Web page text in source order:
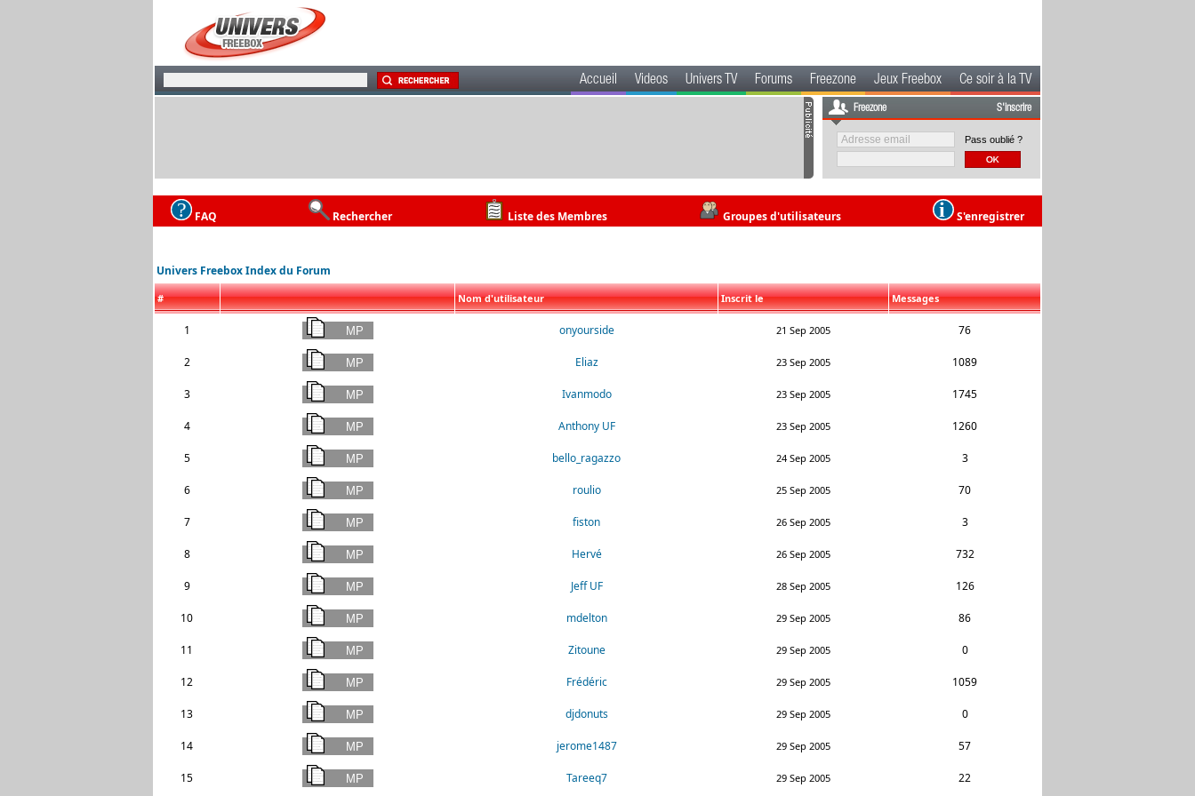
Accueil Videos Univers TV Forums Freezone Jeux Freebox Ce soir à la TV
Freezone S'inscrire
Pass oublié ?
FAQ Rechercher Liste des Membres Groupes d'utilisateurs S'enregistrer
Univers Freebox Index du Forum
# Nom d'utilisateur Inscrit le Messages
1 onyourside 21 Sep 2005 76
2 Eliaz 23 Sep 2005 1089
3 Ivanmodo 23 Sep 2005 1745
4 Anthony UF 23 Sep 2005 1260
5 bello_ragazzo 24 Sep 2005 3
6 roulio 25 Sep 2005 70
7 fiston 26 Sep 2005 3
8 Hervé 26 Sep 2005 732
9 Jeff UF 28 Sep 2005 126
10 mdelton 29 Sep 2005 86
11 Zitoune 29 Sep 2005 0
12 Frédéric 29 Sep 2005 1059
13 djdonuts 29 Sep 2005 0
14 jerome1487 29 Sep 2005 57
15 Tareeq7 29 Sep 2005 22